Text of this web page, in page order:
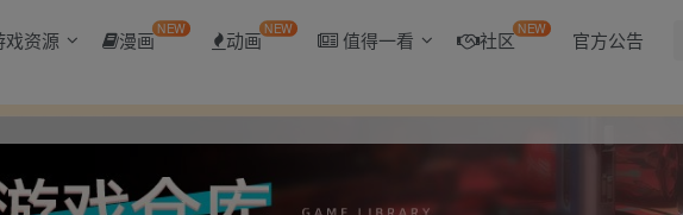
戏资源 漫画NEW 动画 NEW 值得一看 社区NEW 官方公告